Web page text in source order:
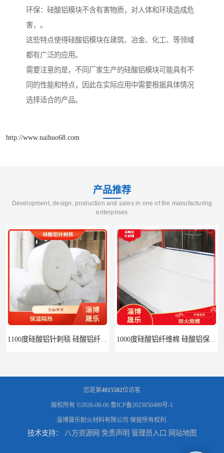
环保：硅酸铝模块不含有害物质，对人体和环境造成危
害，。
这些特点使得硅酸铝模块在建筑、冶金、化工、等领域
都有广泛的应用。
需要注意的是，不同厂家生产的硅酸铝模块可能具有不
同的性能和特点，因此在实际应用中需要根据具体情况
选择适合的产品。
http://www.naihuo68.com
产品推荐
Development, design, production and sales in one of the manufacturing
enterprises
您是第4015582位访客
版权所有 ©2026-08-06 鲁ICP备2023050489号-1
淄博晟乐耐火材料有限公司 保留所有权利.
技术支持： 八方资源网 免责声明 管理员入口 网站地图